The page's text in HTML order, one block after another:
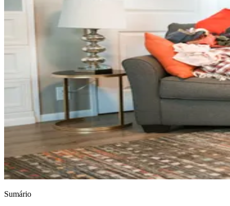
Sumário